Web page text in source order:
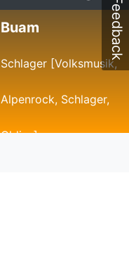
Buam
Schlager [Volksmusik,
Alpenrock, Schlager,
Oldies]
Feedback